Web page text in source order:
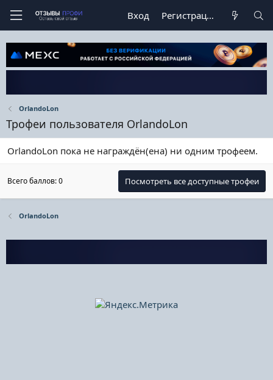
Вход Регистрация
OrlandoLon
Трофеи пользователя OrlandoLon
OrlandoLon пока не награждён(ена) ни одним трофеем.
Всего баллов: 0 Посмотреть все доступные трофеи
OrlandoLon